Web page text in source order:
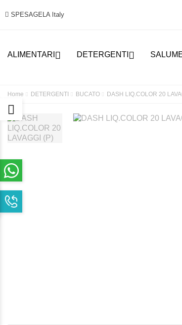
SPESAGELA Italy
ALIMENTARI  DETERGENTI 
Home DETERGENTI BUCATO DASH LIQ.COLOR 20